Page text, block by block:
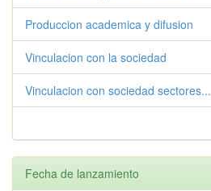
Produccion academica y difusion
Vinculacion con la sociedad
Vinculacion con sociedad sectores...
Fecha de lanzamiento